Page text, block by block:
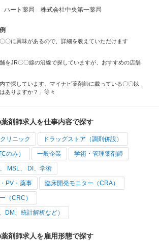
ハート薬局 株式会社中央第一薬局
〇に興味があるので、詳細を教えていただけます
をJR〇〇線の沿線で探していますが、おすすめの店舗
で探しています。マイナビ薬剤師に載っている〇〇以
ありますか？」等々
剤師求人を仕事内容で探す
リニック ドラッグストア（調剤併設）
のみ） 一般企業 学術・管理薬剤師
MSL、 DI、学術
PV・薬事 臨床開発モニター（CRA）
（CRC）
DM、統計解析など）
剤師求人を雇用形態で探す